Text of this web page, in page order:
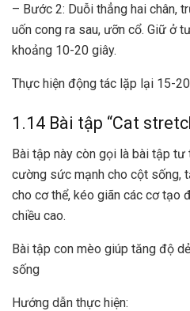
– Bước 2: Duỗi thẳng hai chân,
uốn cong ra sau, ưỡn cổ. Giữ ở
khoảng 10-20 giây.
Thực hiện động tác lặp lại 15-
1.14 Bài tập “Cat
Bài tập này còn gọi là bài tập
cường sức mạnh cho cột sống,
cho cơ thể, kéo giãn các cơ tạo
chiều cao.
Bài tập con mèo giúp tăng độ
sống
Hướng dẫn thực hiện: